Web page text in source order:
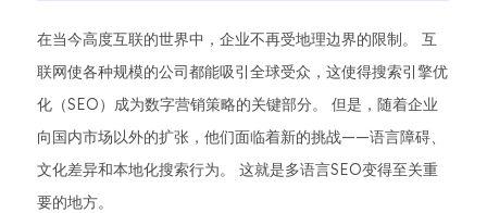
在当今高度互联的世界中，企业不再受地理边界的限制。 互
联网使各种规模的公司都能吸引全球受众，这使得搜索引擎优
化（SEO）成为数字营销策略的关键部分。 但是，随着企业
向国内市场以外的扩张，他们面临着新的挑战——语言障碍、
文化差异和本地化搜索行为。 这就是多语言SEO变得至关重
要的地方。